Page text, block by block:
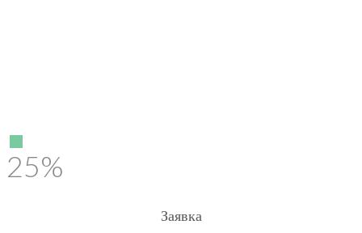
25%
Заявка